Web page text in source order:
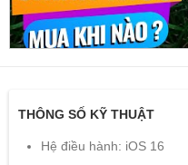
THÔNG SỐ KỸ THUẬT
Hệ điều hành: iOS 16